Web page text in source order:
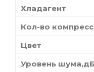
Хладагент
Кол-во
Цвет
Уровень шума,дБ